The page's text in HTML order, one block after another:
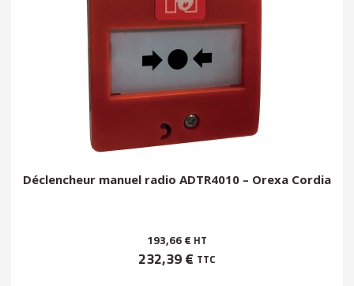
Déclencheur manuel radio ADTR4010 – Orexa Cordia
193,66 € HT
232,39 € TTC